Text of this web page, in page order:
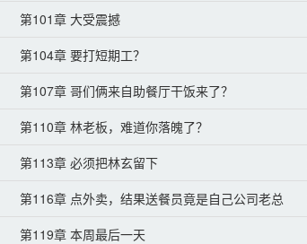
第101章 大受震撼
第104章 要打短期工？
第107章 哥们俩来自助餐厅干饭来了？
第110章 林老板，难道你落魄了？
第113章 必须把林玄留下
第116章 点外卖，结果送餐员竟是自己公司老总
第119章 本周最后一天